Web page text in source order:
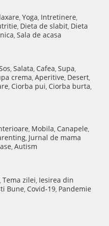
, Yoga, Intretinere,
, Dieta de slabit, Dieta
, Sala de acasa
, Salata, Cafea, Supa,
crema, Aperitive, Desert,
, Ciorba pui, Ciorba burta,
, Mobila, Canapele,
, Jurnal de mama
, Autism
, Tema zilei, Iesirea din
Bune, Covid-19, Pandemie